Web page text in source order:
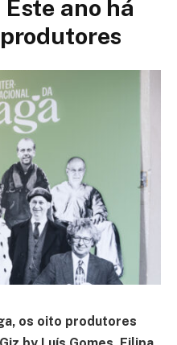
ano há
os oito produtores